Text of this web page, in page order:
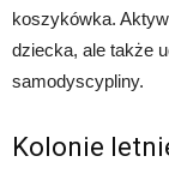
koszykówka.
dziecka, ale także
samodyscypliny.
Kolonie